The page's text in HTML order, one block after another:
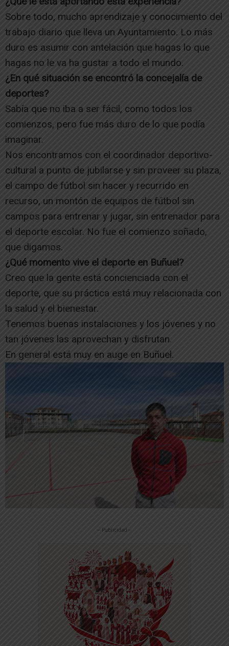
Sobre todo, mucho aprendizaje y conocimiento del
trabajo diario que lleva un Ayuntamiento. Lo más
duro es asumir con antelación que hagas lo que
hagas no le va ha gustar a todo el mundo.
¿En qué situación se encontró la concejalía de
deportes?
Sabía que no iba a ser fácil, como todos los
comienzos, pero fue más duro de lo que podía
imaginar.
Nos encontramos con el coordinador deportivo-
cultural a punto de jubilarse y sin proveer su plaza,
el campo de fútbol sin hacer y recurrido en
recurso, un montón de equipos de fútbol sin
campos para entrenar y jugar, sin entrenador para
el deporte escolar. No fue el comienzo soñado,
que digamos.
¿Qué momento vive el deporte en Buñuel?
Creo que la gente está concienciada con el
deporte, que su práctica está muy relacionada con
la salud y el bienestar.
Tenemos buenas instalaciones y los jóvenes y no
tan jóvenes las aprovechan y disfrutan.
En general está muy en auge en Buñuel.
-- Publicidad --